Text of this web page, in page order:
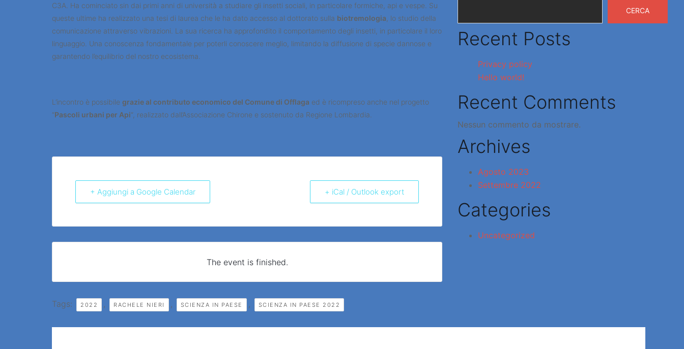
C3A. Ha cominciato sin dai primi anni di università a studiare gli insetti sociali, in particolare formiche, api e vespe. Su
queste ultime ha realizzato una tesi di laurea che le ha dato accesso al dottorato sulla biotremologia , lo studio della
comunicazione attraverso vibrazioni. La sua ricerca ha approfondito il comportamento degli insetti, in particolare il loro
linguaggio. Una conoscenza fondamentale per poterli conoscere meglio, limitando la diffusione di specie dannose e
garantendo l’equilibrio del nostro ecosistema.
L’incontro è possibile grazie al contributo economico del Comune di Offlaga ed è ricompreso anche nel progetto
“Pascoli urbani per Api“, realizzato dall’Associazione Chirone e sostenuto da Regione Lombardia.
+ Aggiungi a Google Calendar + iCal / Outlook export
The event is finished.
Tags: 2022 , RACHELE NIERI , SCIENZA IN PAESE , SCIENZA IN PAESE 2022
CERCA
Recent Posts
Privacy policy
Hello world!
Recent Comments
Nessun commento da mostrare.
Archives
Agosto 2023
Settembre 2022
Categories
Uncategorized